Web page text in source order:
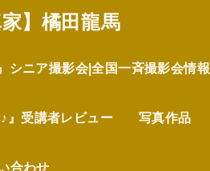
】橘田龍馬
シニア撮影会|全国一斉撮影会情報
』受講者レビュー 写真作品
合わせ